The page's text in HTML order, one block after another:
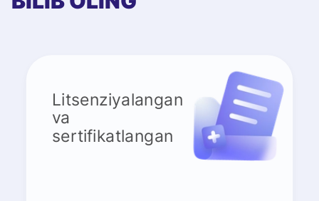
Litsenziyalangan
va
sertifikatlangan